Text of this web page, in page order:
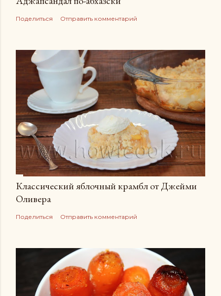
Поделиться Отправить комментарий
Классический яблочный крамбл от Джейми
Оливера
Поделиться Отправить комментарий